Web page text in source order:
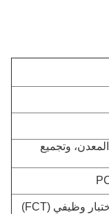
خدمة تجميع الكابلات، وتجميع السلك، ورق المعدن، وتجميع